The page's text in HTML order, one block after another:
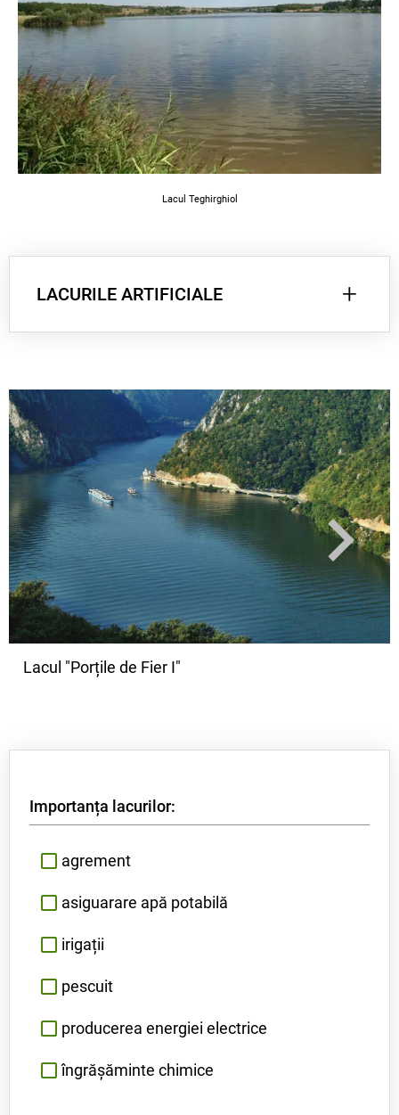
Lacul Teghirghiol
LACURILE ARTIFICIALE +
scopuri (pentru producerea energiei
electrice în hidrocentrale, prevenirea
inundațiilor, aigurarea apei potabile,
pescuit, irigații).
Ele iau naștere ca urmare a construirii
unor baraje pe cursurile râurilor.
Porțile de Fier este cel mai mare lac
artificial din țara noastră amenajat pe
cursul Dunării. Lacul Izvorul Muntelui,
pe cursul râului Bicaz, în Carpații
Orientali este cel mai mare lac artificial
din interiorul țării.
Lacul "Porțile de Fier I"
Importanța lacurilor:
agrement
asiguarare apă potabilă
irigații
pescuit
producerea energiei electrice
îngrășăminte chimice